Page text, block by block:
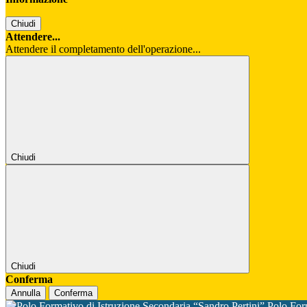
Chiudi
Attendere...
Attendere il completamento dell'operazione...
Chiudi
Chiudi
Conferma
Annulla Conferma